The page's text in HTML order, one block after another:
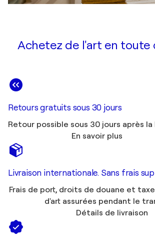
Achetez de l'art en toute
Retours gratuits sous 30 jours
Retour possible sous 30 jours après la
En savoir plus
Livraison internationale. Sans frais
Frais de port, droits de douane et
d'art assurées pendant le
Détails de livraison